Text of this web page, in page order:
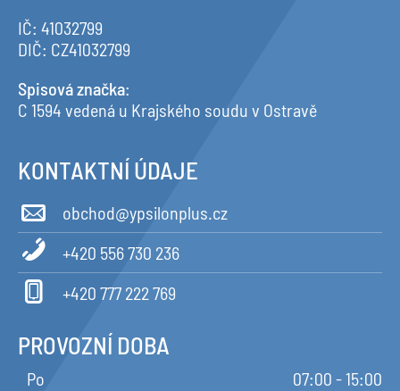
IČ: 41032799
DIČ: CZ41032799
Spisová značka:
C 1594 vedená u Krajského soudu v Ostravě
KONTAKTNÍ ÚDAJE
obchod@ypsilonplus.cz
+420 556 730 236
+420 777 222 769
PROVOZNÍ DOBA
Po
07:00 - 15:00